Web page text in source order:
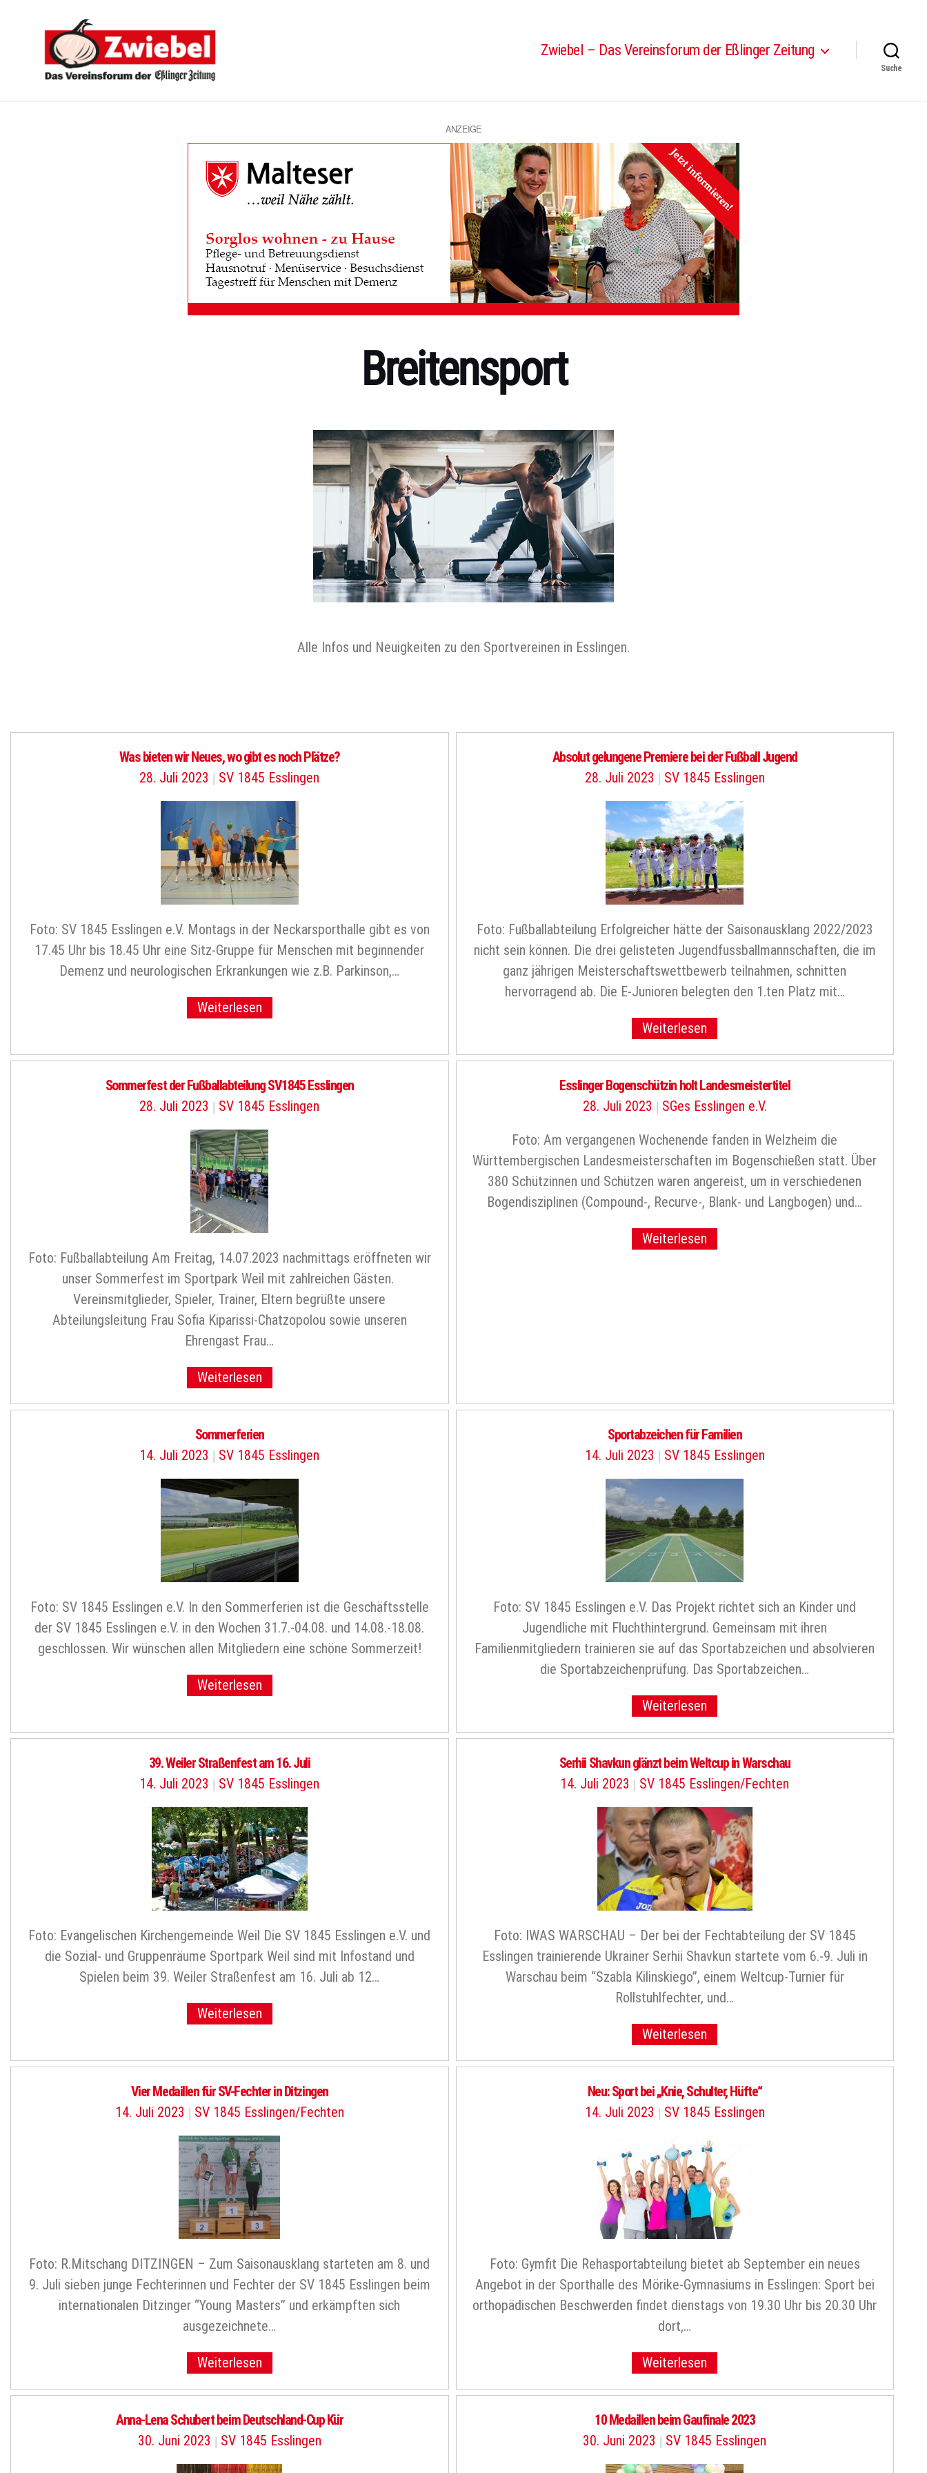
-
Zwiebel – Das Vereinsforum der Eßlinger Zeitung
Suche
ANZEIGE
Breitensport
Alle Infos und Neuigkeiten zu den Sportvereinen in Esslingen.
Was bieten wir Neues, wo gibt es noch Plätze?
28. Juli 2023 | SV 1845 Esslingen
Foto: SV 1845 Esslingen e.V. Montags in der Neckarsporthalle gibt es von
17.45 Uhr bis 18.45 Uhr eine Sitz-Gruppe für Menschen mit beginnender
Demenz und neurologischen Erkrankungen wie z.B. Parkinson,…
Weiterlesen
Absolut gelungene Premiere bei der Fußball Jugend
28. Juli 2023 | SV 1845 Esslingen
Foto: Fußballabteilung Erfolgreicher hätte der Saisonausklang 2022/2023
nicht sein können. Die drei gelisteten Jugendfussballmannschaften, die im
ganz jährigen Meisterschaftswettbewerb teilnahmen, schnitten
hervorragend ab. Die E-Junioren belegten den 1.ten Platz mit…
Weiterlesen
Sommerfest der Fußballabteilung SV1845 Esslingen
28. Juli 2023 | SV 1845 Esslingen
Foto: Fußballabteilung Am Freitag, 14.07.2023 nachmittags eröffneten wir
unser Sommerfest im Sportpark Weil mit zahlreichen Gästen.
Vereinsmitglieder, Spieler, Trainer, Eltern begrüßte unsere
Abteilungsleitung Frau Sofia Kiparissi-Chatzopolou sowie unseren
Ehrengast Frau…
Weiterlesen
Esslinger Bogenschützin holt Landesmeistertitel
28. Juli 2023 | SGes Esslingen e.V.
Foto: Am vergangenen Wochenende fanden in Welzheim die
Württembergischen Landesmeisterschaften im Bogenschießen statt. Über
380 Schützinnen und Schützen waren angereist, um in verschiedenen
Bogendisziplinen (Compound-, Recurve-, Blank- und Langbogen) und…
Weiterlesen
Sommerferien
14. Juli 2023 | SV 1845 Esslingen
Foto: SV 1845 Esslingen e.V. In den Sommerferien ist die Geschäftsstelle
der SV 1845 Esslingen e.V. in den Wochen 31.7.-04.08. und 14.08.-18.08.
geschlossen. Wir wünschen allen Mitgliedern eine schöne Sommerzeit!
Weiterlesen
Sportabzeichen für Familien
14. Juli 2023 | SV 1845 Esslingen
Foto: SV 1845 Esslingen e.V. Das Projekt richtet sich an Kinder und
Jugendliche mit Fluchthintergrund. Gemeinsam mit ihren
Familienmitgliedern trainieren sie auf das Sportabzeichen und absolvieren
die Sportabzeichenprüfung. Das Sportabzeichen…
Weiterlesen
39. Weiler Straßenfest am 16. Juli
14. Juli 2023 | SV 1845 Esslingen
Foto: Evangelischen Kirchengemeinde Weil Die SV 1845 Esslingen e.V. und
die Sozial- und Gruppenräume Sportpark Weil sind mit Infostand und
Spielen beim 39. Weiler Straßenfest am 16. Juli ab 12…
Weiterlesen
Serhii Shavkun glänzt beim Weltcup in Warschau
14. Juli 2023 | SV 1845 Esslingen/Fechten
Foto: IWAS WARSCHAU – Der bei der Fechtabteilung der SV 1845
Esslingen trainierende Ukrainer Serhii Shavkun startete vom 6.-9. Juli in
Warschau beim “Szabla Kilinskiego”, einem Weltcup-Turnier für
Rollstuhlfechter, und…
Weiterlesen
Vier Medaillen für SV-Fechter in Ditzingen
14. Juli 2023 | SV 1845 Esslingen/Fechten
Foto: R.Mitschang DITZINGEN – Zum Saisonausklang starteten am 8. und
9. Juli sieben junge Fechterinnen und Fechter der SV 1845 Esslingen beim
internationalen Ditzinger “Young Masters” und erkämpften sich
ausgezeichnete…
Weiterlesen
Neu: Sport bei „Knie, Schulter, Hüfte“
14. Juli 2023 | SV 1845 Esslingen
Foto: Gymfit Die Rehasportabteilung bietet ab September ein neues
Angebot in der Sporthalle des Mörike-Gymnasiums in Esslingen: Sport bei
orthopädischen Beschwerden findet dienstags von 19.30 Uhr bis 20.30 Uhr
dort,…
Weiterlesen
Anna-Lena Schubert beim Deutschland-Cup Kür
30. Juni 2023 | SV 1845 Esslingen
10 Medaillen beim Gaufinale 2023
30. Juni 2023 | SV 1845 Esslingen